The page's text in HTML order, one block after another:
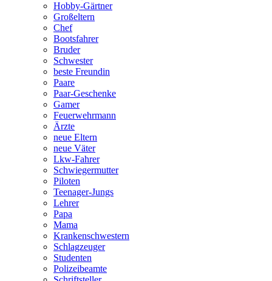
Hobby-Gärtner
Großeltern
Chef
Bootsfahrer
Bruder
Schwester
beste Freundin
Paare
Paar-Geschenke
Gamer
Feuerwehrmann
Ärzte
neue Eltern
neue Väter
Lkw-Fahrer
Schwiegermutter
Piloten
Teenager-Jungs
Lehrer
Papa
Mama
Krankenschwestern
Schlagzeuger
Studenten
Polizeibeamte